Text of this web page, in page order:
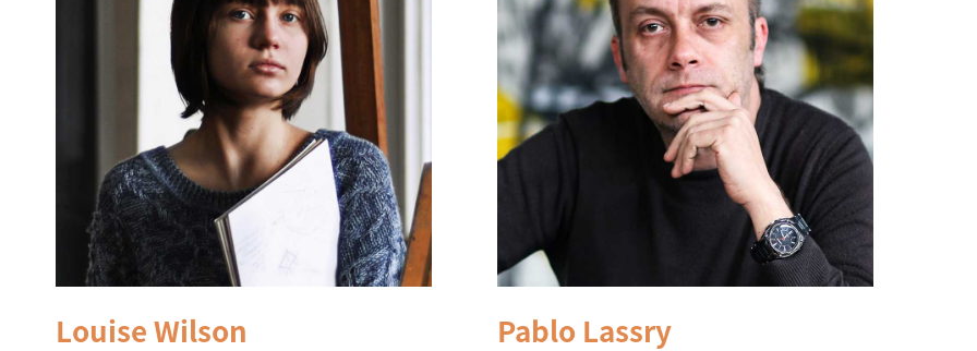
Louise Wilson Pablo Lassry